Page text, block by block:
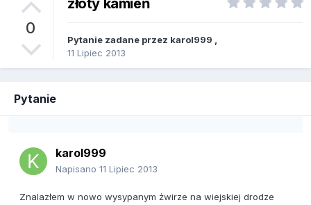
0
złoty kamień
Pytanie zadane przez karol999
11 Lipiec 2013
Pytanie
karol999
Napisano 11 Lipiec 2013
Znalazłem w nowo wysypanym żwirze na wiejskiej drodze